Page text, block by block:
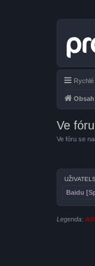
Ve
Ve fóru se
Baidu
Legenda: